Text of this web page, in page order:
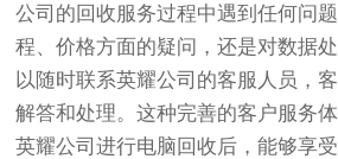
公司的回收服务过程中遇到任何问
程、价格方面的疑问，还是对数据
以随时联系英耀公司的客服人员，
解答和处理。这种完善的客户服务
英耀公司进行电脑回收后，能够享